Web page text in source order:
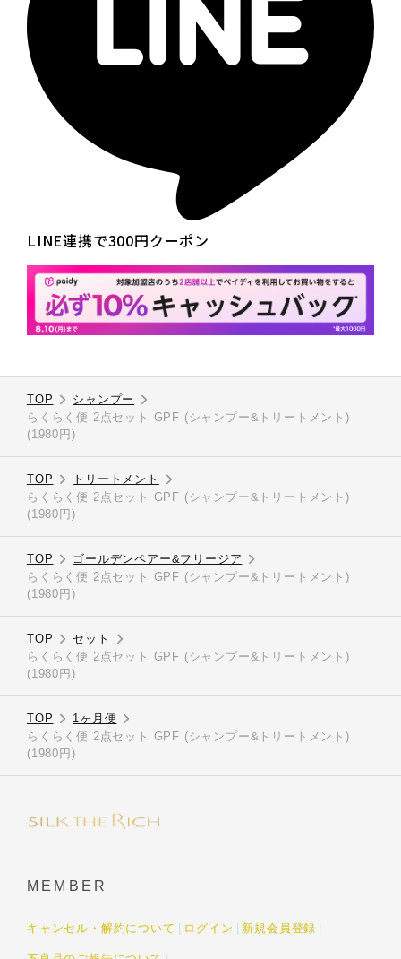
LINE連携で300円クーポン
TOP
シャンプー
らくらく便 2点セット GPF (シャンプー&トリートメント)
(1980円)
TOP
トリートメント
らくらく便 2点セット GPF (シャンプー&トリートメント)
(1980円)
TOP
ゴールデンペアー&フリージア
らくらく便 2点セット GPF (シャンプー&トリートメント)
(1980円)
TOP
セット
らくらく便 2点セット GPF (シャンプー&トリートメント)
(1980円)
TOP
1ヶ月便
らくらく便 2点セット GPF (シャンプー&トリートメント)
(1980円)
MEMBER
キャンセル・解約について ログイン 新規会員登録